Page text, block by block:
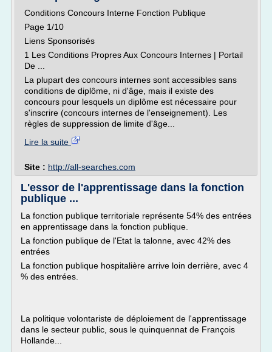
Conditions Concours Interne Fonction Publique
Page 1/10
Liens Sponsorisés
1 Les Conditions Propres Aux Concours Internes | Portail
De ...
La plupart des concours internes sont accessibles sans
conditions de diplôme, ni d'âge, mais il existe des
concours pour lesquels un diplôme est nécessaire pour
s'inscrire (concours internes de l'enseignement). Les
règles de suppression de limite d'âge...
Lire la suite
Site : http://all-searches.com
L'essor de l'apprentissage dans la fonction
publique ...
La fonction publique territoriale représente 54% des entrées
en apprentissage dans la fonction publique.
La fonction publique de l'Etat la talonne, avec 42% des
entrées
La fonction publique hospitalière arrive loin derrière, avec 4
% des entrées.
La politique volontariste de déploiement de l'apprentissage
dans le secteur public, sous le quinquennat de François
Hollande...